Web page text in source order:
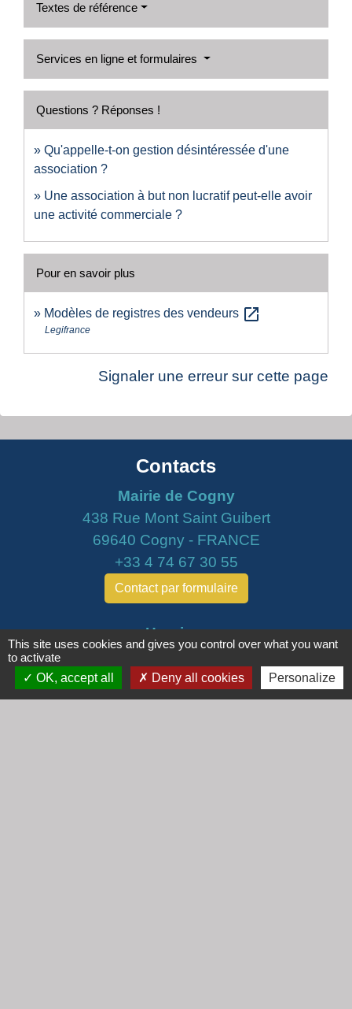
Textes de référence
Services en ligne et formulaires
Questions ? Réponses !
Qu'appelle-t-on gestion désintéressée d'une
association ?
Une association à but non lucratif peut-elle avoir
une activité commerciale ?
Pour en savoir plus
Modèles de registres des vendeurs open_in_new
Legifrance
Signaler une erreur sur cette page
Contacts
Mairie de Cogny
438 Rue Mont Saint Guibert
69640 Cogny - FRANCE
+33 4 74 67 30 55
Contact par formulaire
Horaires
Lundi : 16h30 - 18h30
Mardi : 8h30 - 12h00
Mercredi : 9h00 - 12h00
This site uses cookies and gives you control over what you want
to activate
OK, accept all
Deny all cookies Personalize